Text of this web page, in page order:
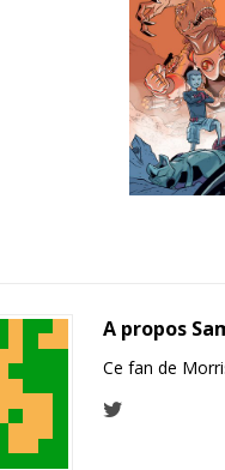
A propos
Ce fan de